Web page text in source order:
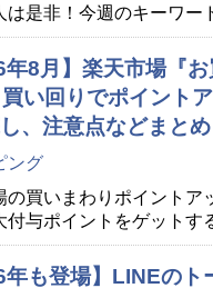
は是非！今週のキーワー
年8月】楽天市場『
い回りでポイント
、注意点などまとめ
ング
の買いまわりポイントア
付与ポイントをゲットす
年も登場】LINEの